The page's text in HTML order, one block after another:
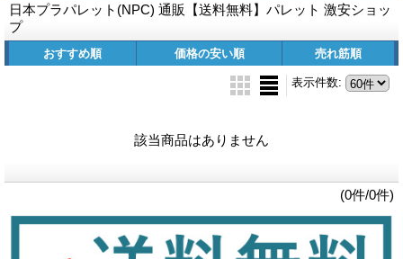
日本プラパレット(NPC) 通販【送料無料】パレット 激安ショッ
プ
おすすめ順 価格の安い順 売れ筋順
表示件数:
該当商品はありません
(0件/0件)